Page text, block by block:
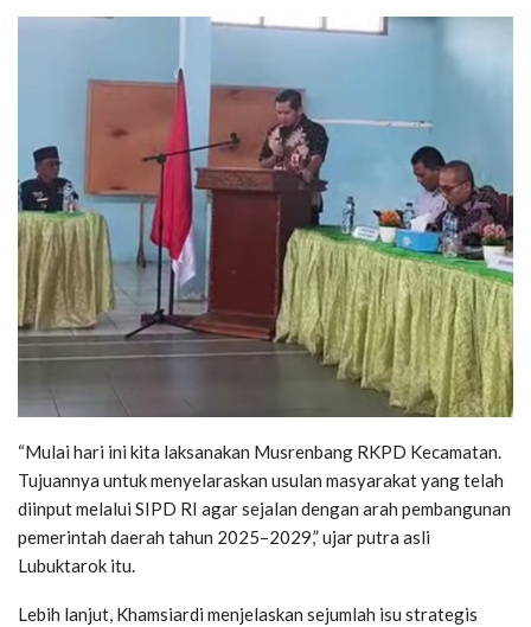
“Mulai hari ini kita laksanakan Musrenbang RKPD Kecamatan.
Tujuannya untuk menyelaraskan usulan masyarakat yang telah
diinput melalui SIPD RI agar sejalan dengan arah pembangunan
pemerintah daerah tahun 2025–2029,” ujar putra asli
Lubuktarok itu.
Lebih lanjut, Khamsiardi menjelaskan sejumlah isu strategis